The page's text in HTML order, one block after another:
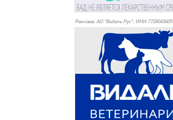
Реклама. АО "Видаль Рус", ИНН 7728043605